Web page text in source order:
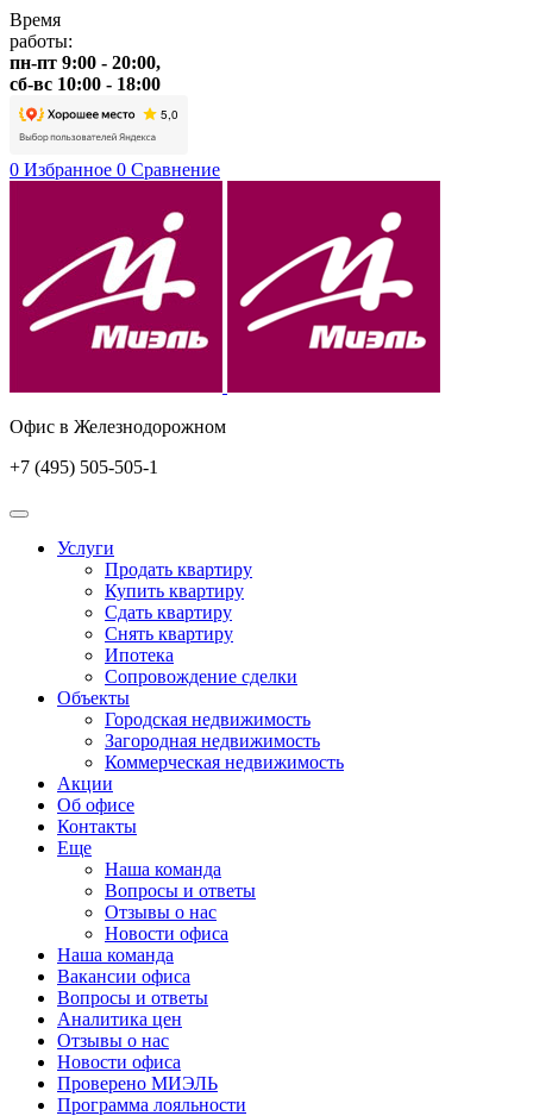
Время
работы:
пн-пт 9:00 - 20:00,
сб-вс 10:00 - 18:00
0 Избранное 0 Сравнение
Офис в Железнодорожном
+7 (495) 505-505-1
Услуги
Продать квартиру
Купить квартиру
Сдать квартиру
Снять квартиру
Ипотека
Сопровождение сделки
Объекты
Городская недвижимость
Загородная недвижимость
Коммерческая недвижимость
Акции
Об офисе
Контакты
Еще
Наша команда
Вопросы и ответы
Отзывы о нас
Новости офиса
Наша команда
Вакансии офиса
Вопросы и ответы
Аналитика цен
Отзывы о нас
Новости офиса
Проверено МИЭЛЬ
Программа лояльности